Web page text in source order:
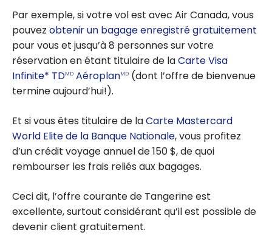
faut-il choisir
cette banque
en ligne au
Canada ?
Par exemple, si votre vol est avec Air Canada, vous
pouvez obtenir un bagage enregistré gratuitement
pour vous et jusqu’à 8 personnes sur votre
réservation en étant titulaire de laCarte Visa
Infinite* TDMD AéroplanMD (dont l’offre de bienvenue
termine aujourd’hui!).
Et si vous êtes titulaire de laCarte Mastercard
World Elite de la Banque Nationale, vous profitez
d’un crédit voyage annuel de 150 $, de quoi
rembourser les frais reliés aux bagages.
Ceci dit, l’offre courante de Tangerine est
excellente, surtout considérant qu’il est possible de
devenir client gratuitement.